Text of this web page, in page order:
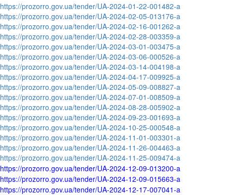
https://prozorro.gov.ua/tender/UA-2024-01-22-001482-a
https://prozorro.gov.ua/tender/UA-2024-02-05-013176-a
https://prozorro.gov.ua/tender/UA-2024-02-16-001262-a
https://prozorro.gov.ua/tender/UA-2024-02-28-003359-a
https://prozorro.gov.ua/tender/UA-2024-03-01-003475-a
https://prozorro.gov.ua/tender/UA-2024-03-06-000526-a
https://prozorro.gov.ua/tender/UA-2024-03-14-004198-a
https://prozorro.gov.ua/tender/UA-2024-04-17-009925-a
https://prozorro.gov.ua/tender/UA-2024-05-09-008827-a
https://prozorro.gov.ua/tender/UA-2024-07-01-008509-a
https://prozorro.gov.ua/tender/UA-2024-08-28-005902-a
https://prozorro.gov.ua/tender/UA-2024-09-23-001693-a
https://prozorro.gov.ua/tender/UA-2024-10-25-000548-a
https://prozorro.gov.ua/tender/UA-2024-11-01-003301-a
https://prozorro.gov.ua/tender/UA-2024-11-26-004463-a
https://prozorro.gov.ua/tender/UA-2024-11-25-009474-a
https://prozorro.gov.ua/tender/UA-2024-12-09-013200-a
https://prozorro.gov.ua/tender/UA-2024-12-09-015663-a
https://prozorro.gov.ua/tender/UA-2024-12-17-007041-a